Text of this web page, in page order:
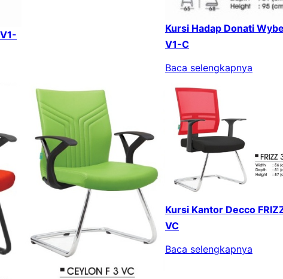
Kursi Hadap Donati
V1-C
Baca selengkapnya
Kursi Kantor Decco
VC
Baca selengkapnya